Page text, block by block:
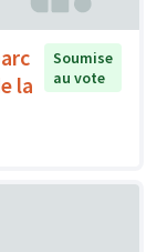
la
Soumise
au vote